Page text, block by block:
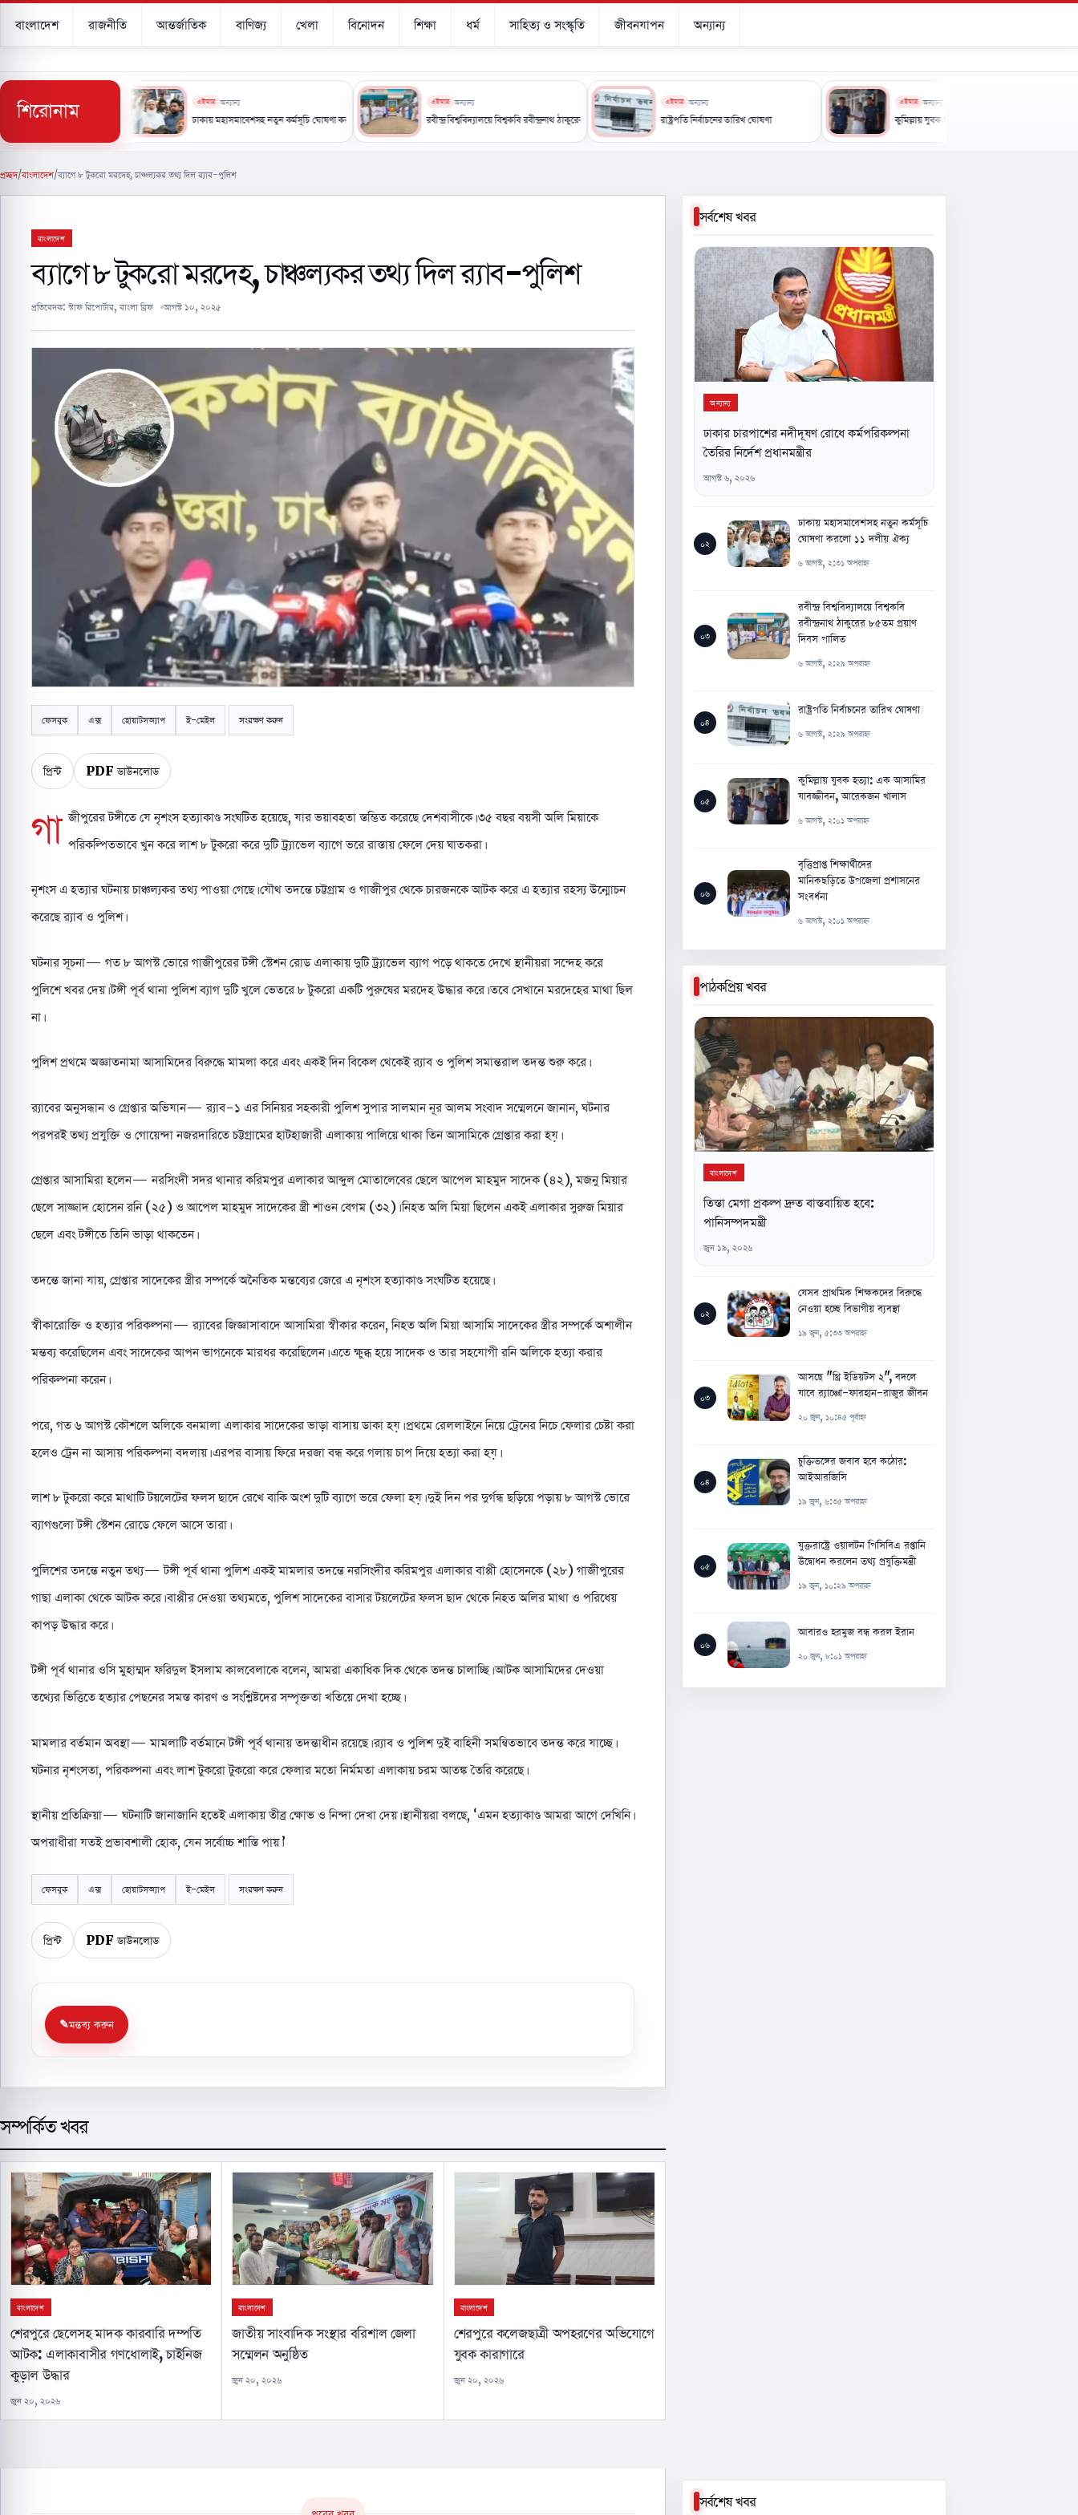
বাংলাদেশ রাজনীতি আন্তর্জাতিক বাণিজ্য খেলা বিনোদন শিক্ষা ধর্ম সাহিত্য ও সংস্কৃতি জীবনযাপন অন্যান্য
শিরোনাম
কর্মপরিকল্পনা তৈরির নির্দেশ প্রধানমন্ত্রীর
এইমাত্র অন্যান্য
ঢাকায় মহাসমাবেশসহ নতুন কর্মসূচি ঘোষণা করলো ১১ দলীয় ঐক্য
এইমাত্র অন্যান্য
রবীন্দ্র বিশ্ববিদ্যালয়ে বিশ্বকবি রবীন্দ্রনাথ ঠাকুরের ৮৫তম প্রয়াণ দিবস পালিত
এইমাত্র অন্যান্য
রাষ্ট্রপতি নির্বাচনের তারিখ ঘোষণা
এইমাত্র অন্যান্য
কুমিল্লায় যুবক হত্যা: এক আসামির যাবজ্জীবন, আরেকজন খালাস
প্রচ্ছদ/বাংলাদেশ/ব্যাগে ৮ টুকরো মরদেহ, চাঞ্চল্যকর তথ্য দিল র‌্যাব-পুলিশ
বাংলাদেশ
ব্যাগে ৮ টুকরো মরদেহ, চাঞ্চল্যকর তথ্য দিল র‌্যাব-পুলিশ
প্রতিবেদক: স্টাফ রিপোর্টার, বাংলা ব্রিফ আগস্ট ১০, ২০২৫
ফেসবুক এক্স হোয়াটসঅ্যাপ ই-মেইল সংরক্ষণ করুন
প্রিন্ট PDF ডাউনলোড
গা জীপুরের টঙ্গীতে যে নৃশংস হত্যাকাণ্ড সংঘটিত হয়েছে, যার ভয়াবহতা স্তম্ভিত করেছে দেশবাসীকে। ৩৫ বছর বয়সী অলি মিয়াকে
পরিকল্পিতভাবে খুন করে লাশ ৮ টুকরো করে দুটি ট্র্যাভেল ব্যাগে ভরে রাস্তায় ফেলে দেয় ঘাতকরা।
নৃশংস এ হত্যার ঘটনায় চাঞ্চল্যকর তথ্য পাওয়া গেছে। যৌথ তদন্তে চট্টগ্রাম ও গাজীপুর থেকে চারজনকে আটক করে এ হত্যার রহস্য উন্মোচন
করেছে র‌্যাব ও পুলিশ।
ঘটনার সূচনা— গত ৮ আগস্ট ভোরে গাজীপুরের টঙ্গী স্টেশন রোড এলাকায় দুটি ট্র্যাভেল ব্যাগ পড়ে থাকতে দেখে স্থানীয়রা সন্দেহ করে
পুলিশে খবর দেয়। টঙ্গী পূর্ব থানা পুলিশ ব্যাগ দুটি খুলে ভেতরে ৮ টুকরো একটি পুরুষের মরদেহ উদ্ধার করে। তবে সেখানে মরদেহের মাথা ছিল
না।
পুলিশ প্রথমে অজ্ঞাতনামা আসামিদের বিরুদ্ধে মামলা করে এবং একই দিন বিকেল থেকেই র‌্যাব ও পুলিশ সমান্তরাল তদন্ত শুরু করে।
র‌্যাবের অনুসন্ধান ও গ্রেপ্তার অভিযান— র‌্যাব-১ এর সিনিয়র সহকারী পুলিশ সুপার সালমান নূর আলম সংবাদ সম্মেলনে জানান, ঘটনার
পরপরই তথ্য প্রযুক্তি ও গোয়েন্দা নজরদারিতে চট্টগ্রামের হাটহাজারী এলাকায় পালিয়ে থাকা তিন আসামিকে গ্রেপ্তার করা হয়।
গ্রেপ্তার আসামিরা হলেন— নরসিংদী সদর থানার করিমপুর এলাকার আব্দুল মোতালেবের ছেলে আপেল মাহমুদ সাদেক (৪২), মজনু মিয়ার
ছেলে সাজ্জাদ হোসেন রনি (২৫) ও আপেল মাহমুদ সাদেকের স্ত্রী শাওন বেগম (৩২)। নিহত অলি মিয়া ছিলেন একই এলাকার সুরুজ মিয়ার
ছেলে এবং টঙ্গীতে তিনি ভাড়া থাকতেন।
তদন্তে জানা যায়, গ্রেপ্তার সাদেকের স্ত্রীর সম্পর্কে অনৈতিক মন্তব্যের জেরে এ নৃশংস হত্যাকাণ্ড সংঘটিত হয়েছে।
স্বীকারোক্তি ও হত্যার পরিকল্পনা— র‌্যাবের জিজ্ঞাসাবাদে আসামিরা স্বীকার করেন, নিহত অলি মিয়া আসামি সাদেকের স্ত্রীর সম্পর্কে অশালীন
মন্তব্য করেছিলেন এবং সাদেকের আপন ভাগনেকে মারধর করেছিলেন। এতে ক্ষুব্ধ হয়ে সাদেক ও তার সহযোগী রনি অলিকে হত্যা করার
পরিকল্পনা করেন।
পরে, গত ৬ আগস্ট কৌশলে অলিকে বনমালা এলাকার সাদেকের ভাড়া বাসায় ডাকা হয়। প্রথমে রেললাইনে নিয়ে ট্রেনের নিচে ফেলার চেষ্টা করা
হলেও ট্রেন না আসায় পরিকল্পনা বদলায়। এরপর বাসায় ফিরে দরজা বন্ধ করে গলায় চাপ দিয়ে হত্যা করা হয়।
লাশ ৮ টুকরো করে মাথাটি টয়লেটের ফলস ছাদে রেখে বাকি অংশ দুটি ব্যাগে ভরে ফেলা হয়। দুই দিন পর দুর্গন্ধ ছড়িয়ে পড়ায় ৮ আগস্ট ভোরে
ব্যাগগুলো টঙ্গী স্টেশন রোডে ফেলে আসে তারা।
পুলিশের তদন্তে নতুন তথ্য— টঙ্গী পূর্ব থানা পুলিশ একই মামলার তদন্তে নরসিংদীর করিমপুর এলাকার বাপ্পী হোসেনকে (২৮) গাজীপুরের
গাছা এলাকা থেকে আটক করে। বাপ্পীর দেওয়া তথ্যমতে, পুলিশ সাদেকের বাসার টয়লেটের ফলস ছাদ থেকে নিহত অলির মাথা ও পরিধেয়
কাপড় উদ্ধার করে।
টঙ্গী পূর্ব থানার ওসি মুহাম্মদ ফরিদুল ইসলাম কালবেলাকে বলেন, আমরা একাধিক দিক থেকে তদন্ত চালাচ্ছি। আটক আসামিদের দেওয়া
তথ্যের ভিত্তিতে হত্যার পেছনের সমস্ত কারণ ও সংশ্লিষ্টদের সম্পৃক্ততা খতিয়ে দেখা হচ্ছে।
মামলার বর্তমান অবস্থা— মামলাটি বর্তমানে টঙ্গী পূর্ব থানায় তদন্তাধীন রয়েছে। র‌্যাব ও পুলিশ দুই বাহিনী সমন্বিতভাবে তদন্ত করে যাচ্ছে।
ঘটনার নৃশংসতা, পরিকল্পনা এবং লাশ টুকরো টুকরো করে ফেলার মতো নির্মমতা এলাকায় চরম আতঙ্ক তৈরি করেছে।
স্থানীয় প্রতিক্রিয়া— ঘটনাটি জানাজানি হতেই এলাকায় তীব্র ক্ষোভ ও নিন্দা দেখা দেয়। স্থানীয়রা বলছে, ‘এমন হত্যাকাণ্ড আমরা আগে দেখিনি।
অপরাধীরা যতই প্রভাবশালী হোক, যেন সর্বোচ্চ শাস্তি পায়।’
ফেসবুক এক্স হোয়াটসঅ্যাপ ই-মেইল সংরক্ষণ করুন
প্রিন্ট PDF ডাউনলোড
মন্তব্য করুন
সম্পর্কিত খবর
বাংলাদেশ
শেরপুরে ছেলেসহ মাদক কারবারি দম্পতি
আটক: এলাকাবাসীর গণধোলাই, চাইনিজ
কুড়াল উদ্ধার
জুন ২০, ২০২৬
বাংলাদেশ
জাতীয় সাংবাদিক সংস্থার বরিশাল জেলা
সম্মেলন অনুষ্ঠিত
জুন ২০, ২০২৬
বাংলাদেশ
শেরপুরে কলেজছাত্রী অপহরণের অভিযোগে
যুবক কারাগারে
জুন ২০, ২০২৬
সর্বশেষ খবর
অন্যান্য
ঢাকার চারপাশের নদীদূষণ রোধে কর্মপরিকল্পনা
তৈরির নির্দেশ প্রধানমন্ত্রীর
আগস্ট ৬, ২০২৬
০২
ঢাকায় মহাসমাবেশসহ নতুন কর্মসূচি
ঘোষণা করলো ১১ দলীয় ঐক্য
৬ আগস্ট, ২:৩১ অপরাহ্ন
০৩
রবীন্দ্র বিশ্ববিদ্যালয়ে বিশ্বকবি
রবীন্দ্রনাথ ঠাকুরের ৮৫তম প্রয়াণ
দিবস পালিত
৬ আগস্ট, ২:২৯ অপরাহ্ন
০৪
রাষ্ট্রপতি নির্বাচনের তারিখ ঘোষণা
৬ আগস্ট, ২:২৯ অপরাহ্ন
০৫
কুমিল্লায় যুবক হত্যা: এক আসামির
যাবজ্জীবন, আরেকজন খালাস
৬ আগস্ট, ২:০১ অপরাহ্ন
০৬
বৃত্তিপ্রাপ্ত শিক্ষার্থীদের
মানিকছড়িতে উপজেলা প্রশাসনের
সংবর্ধনা
৬ আগস্ট, ২:০১ অপরাহ্ন
পাঠকপ্রিয় খবর
বাংলাদেশ
তিস্তা মেগা প্রকল্প দ্রুত বাস্তবায়িত হবে:
পানিসম্পদমন্ত্রী
জুন ১৯, ২০২৬
০২
যেসব প্রাথমিক শিক্ষকদের বিরুদ্ধে
নেওয়া হচ্ছে বিভাগীয় ব্যবস্থা
১৯ জুন, ৫:৩৩ অপরাহ্ন
০৩
আসছে "থ্রি ইডিয়টস ২", বদলে
যাবে র‍্যাঞ্চো-ফারহান-রাজুর জীবন
২০ জুন, ১০:৪৫ পূর্বাহ্ন
০৪
চুক্তিভঙ্গের জবাব হবে কঠোর:
আইআরজিসি
১৯ জুন, ৬:৩৫ অপরাহ্ন
০৫
যুক্তরাষ্ট্রে ওয়ালটন পিসিবিএ রপ্তানি
উদ্বোধন করলেন তথ্য প্রযুক্তিমন্ত্রী
১৯ জুন, ১০:২৯ অপরাহ্ন
০৬
আবারও হরমুজ বন্ধ করল ইরান
২০ জুন, ৮:০১ অপরাহ্ন
সর্বশেষ খবর